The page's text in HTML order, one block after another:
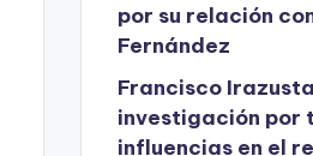
por su relación
Fernández
Francisco
investigación por
influencias en el